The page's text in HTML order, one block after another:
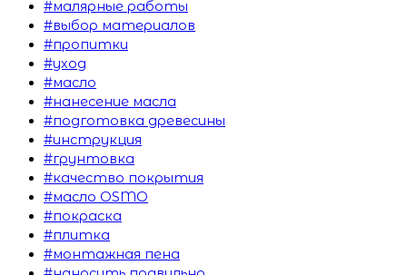
#малярные работы
#выбор материалов
#пропитки
#уход
#масло
#нанесение масла
#подготовка древесины
#инструкция
#грунтовка
#качество покрытия
#масло OSMO
#покраска
#плитка
#монтажная пена